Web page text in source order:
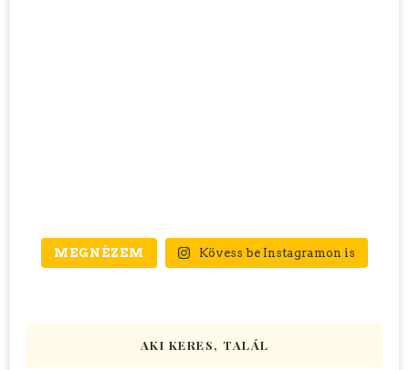
MEGNÉZEM Kövess be Instagramon is
AKI KERES, TALÁL